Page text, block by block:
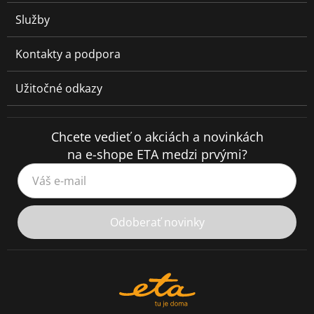
Služby
Kontakty a podpora
Užitočné odkazy
Chcete vedieť o akciách a novinkách
na e-shope ETA medzi prvými?
Váš e-mail
Odoberať novinky